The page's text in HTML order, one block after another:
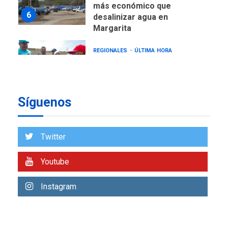
6
más económico que
desalinizar agua en
Margarita
REGIONALES ÚLTIMA HORA
1
estados afectados por los
Síguenos
Twitter
Youtube
Instagram